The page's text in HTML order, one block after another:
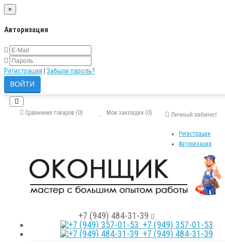
×
Авторизация
Регистрация Забыли пароль?
Личный кабинет
Регистрация
Авторизация
Мои закладки (0)
Сравнение товаров (0)
+7 (949) 484-31-39
+7 (949) 357-01-53
+7 (949) 484-31-39